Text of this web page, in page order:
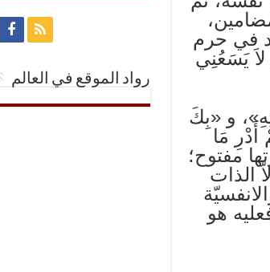
في‌ حرم‌
يَسَعُنِي‌
و «بِكَ
أَدْرِ مَا
مفتوح‌؛
الذات‌
هو
رواد الموقع في العالم